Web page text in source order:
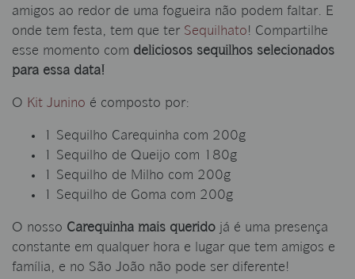
amigos ao redor de uma fogueira não podem faltar. E
onde tem festa, tem que ter Sequilhato! Compartilhe
esse momento com deliciosos sequilhos selecionados
para essa data!
O Kit Junino é composto por:
1 Sequilho Carequinha com 200g
1 Sequilho de Queijo com 180g
1 Sequilho de Milho com 200g
1 Sequilho de Goma com 200g
O nosso Carequinha mais querido já é uma presença
constante em qualquer hora e lugar que tem amigos e
família, e no São João não pode ser diferente!